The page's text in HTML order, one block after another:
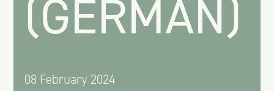
(GERMAN)
08 February 2024